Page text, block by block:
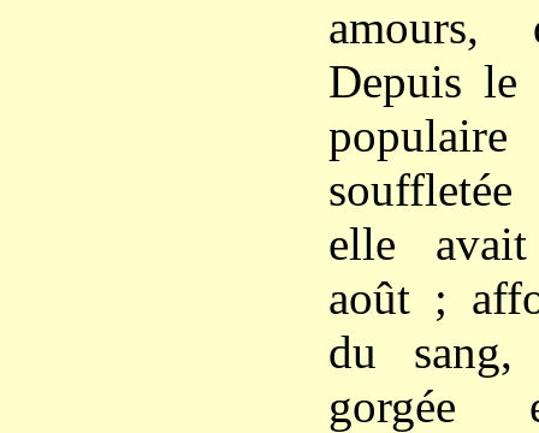
amours,
Depuis
elle
août ;
du sang,
gorgée